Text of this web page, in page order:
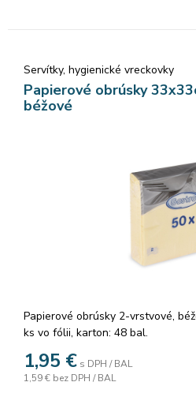
Servítky, hygienické vreckovky
Papierové obrúsky
béžové
Papierové obrúsky 2-vrstvové,
ks vo fólii, karton: 48 bal.
1,95 € s DPH / BAL
1,59 € bez DPH / BAL